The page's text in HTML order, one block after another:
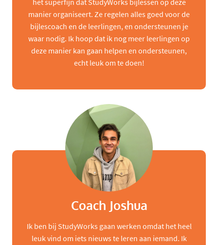
het superfijn dat StudyWorks bijlessen op deze
manier organiseert. Ze regelen alles goed voor de
bijlescoach en de leerlingen, en ondersteunen je
waar nodig. Ik hoop dat ik nog meer leerlingen op
deze manier kan gaan helpen en ondersteunen,
echt leuk om te doen!
Coach Joshua
Ik ben bij StudyWorks gaan werken omdat het heel
leuk vind om iets nieuws te leren aan iemand. Ik